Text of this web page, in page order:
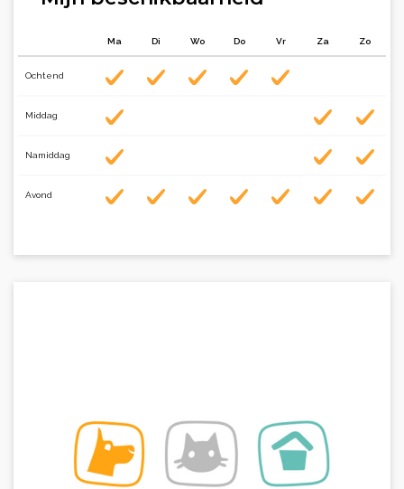
Ma Di Wo Do Vr Za Zo
Ochtend
Middag
Namiddag
Avond